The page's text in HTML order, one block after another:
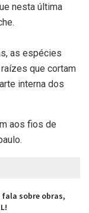
nesta última
as espécies
que cortam
interna dos
aos fios de
fala sobre obras,